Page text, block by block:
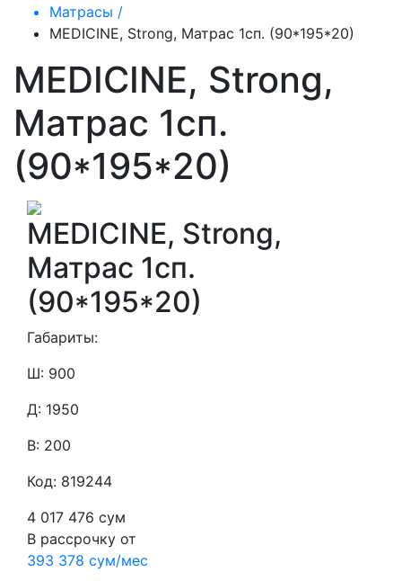
Матрасы /
MEDICINE, Strong, Матрас 1сп. (90*195*20)
MEDICINE, Strong,
Матрас 1сп.
(90*195*20)
MEDICINE, Strong,
Матрас 1сп.
(90*195*20)
Габариты:
Ш: 900
Д: 1950
В: 200
Код: 819244
4 017 476 сум
В рассрочку от
393 378 сум/мес